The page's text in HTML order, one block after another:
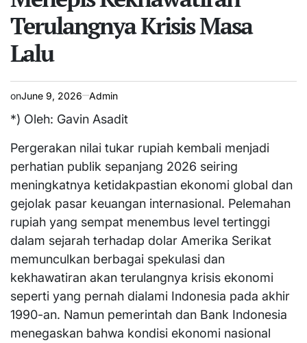
Terulangnya Krisis Masa
Lalu
onJune 9, 2026 Admin
*) Oleh: Gavin Asadit
Pergerakan nilai tukar rupiah kembali menjadi
perhatian publik sepanjang 2026 seiring
meningkatnya ketidakpastian ekonomi global dan
gejolak pasar keuangan internasional. Pelemahan
rupiah yang sempat menembus level tertinggi
dalam sejarah terhadap dolar Amerika Serikat
memunculkan berbagai spekulasi dan
kekhawatiran akan terulangnya krisis ekonomi
seperti yang pernah dialami Indonesia pada akhir
1990-an. Namun pemerintah dan Bank Indonesia
menegaskan bahwa kondisi ekonomi nasional